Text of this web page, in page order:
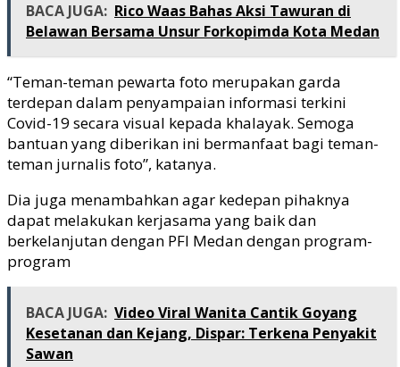
BACA JUGA: Rico Waas Bahas Aksi Tawuran di
Belawan Bersama Unsur Forkopimda Kota Medan
“Teman-teman pewarta foto merupakan garda
terdepan dalam penyampaian informasi terkini
Covid-19 secara visual kepada khalayak. Semoga
bantuan yang diberikan ini bermanfaat bagi teman-
teman jurnalis foto”, katanya.
Dia juga menambahkan agar kedepan pihaknya
dapat melakukan kerjasama yang baik dan
berkelanjutan dengan PFI Medan dengan program-
program
BACA JUGA: Video Viral Wanita Cantik Goyang
Kesetanan dan Kejang, Dispar: Terkena Penyakit
Sawan